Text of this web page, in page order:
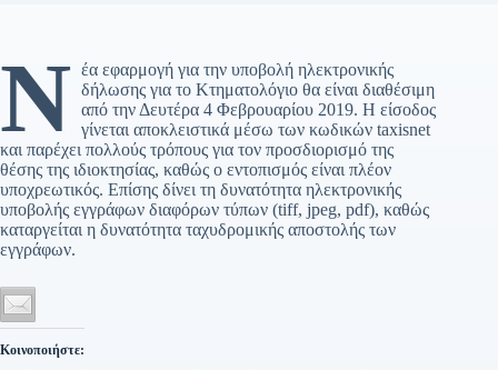
Ν έα εφαρμογή για την υποβολή ηλεκτρονικής
δήλωσης για το Κτηματολόγιο θα είναι διαθέσιμη
από την Δευτέρα 4 Φεβρουαρίου 2019. Η είσοδος
γίνεται αποκλειστικά μέσω των κωδικών taxisnet
και παρέχει πολλούς τρόπους για τον προσδιορισμό της
θέσης της ιδιοκτησίας, καθώς ο εντοπισμός είναι πλέον
υποχρεωτικός. Επίσης δίνει τη δυνατότητα ηλεκτρονικής
υποβολής εγγράφων διαφόρων τύπων (tiff, jpeg, pdf), καθώς
καταργείται η δυνατότητα ταχυδρομικής αποστολής των
εγγράφων.
Κοινοποιήστε: